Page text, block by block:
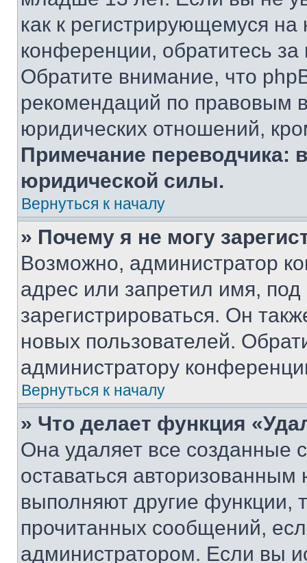
как к регистрирующемуся
конференции, обратитесь
Обратите внимание, что
рекомендаций по правовым
юридических отношений,
Примечание переводчика:
юридической силы.
Вернуться к началу
» Почему я не могу
Возможно, администратор
адрес или запретил имя,
зарегистрироваться. Он
новых пользователей.
администратору
Вернуться к началу
» Что делает функция
Она удаляет все созданные
оставаться
выполняют другие функции,
прочитанных сообщений,
администратором. Если вы